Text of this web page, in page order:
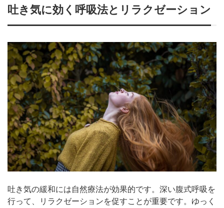
吐き気に効く呼吸法とリラクゼーション
吐き気の緩和には自然療法が効果的です。深い腹式呼吸を
行って、リラクゼーションを促すことが重要です。ゆっく